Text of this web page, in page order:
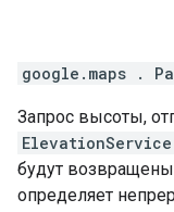
google.maps .
Запрос высоты,
ElevationService
будут
определяет